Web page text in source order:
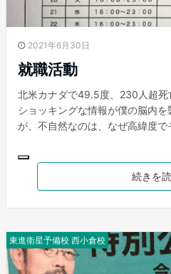
2021年6月30日
就職活動
北米カナダで49.5度、230人超死
ショッキングな情報が僕の脳内
が、不自然なのは、なぜ高緯度
因が考えられています。1つは、
で、下降気流によって上空の空
こる断熱昇温。2つ目は山岳の風
完備していないことや、暑さに
因もあるようです。 こんにちは
続きを
東進衛星予備校 西小倉校